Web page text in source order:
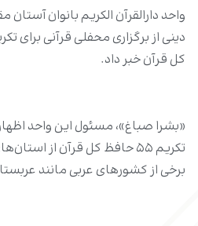
واحد دارالقرآن الکریم بانوان
دینی از برگزاری محفلی قرآنی
کل قرآن خبر داد.
«بشرا صباغ»، مسئول این واحد
تکریم ۵۵ حافظ کل قرآن از
برخی از کشورهای عربی مانند